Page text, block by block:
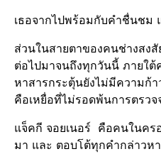
เธอจากไปพร้อมกับคำชื่นชม​
ส่วนในสายตาของคนช่างสงสั
ต่อไปมาจนถึงทุกวันนี้ ภายใต้
หาสารกระตุ้น​ยังไม่มีความก้
คือเหยื่อที่ไม่รอดพ้นการตรว
แจ็คกี จอยเนอร์ คือคนในคร
มา และ ตอบโต้ทุกคำกล่าวห